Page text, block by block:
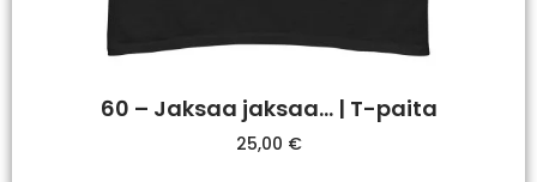
60 – Jaksaa jaksaa… | T-paita
25,00 €